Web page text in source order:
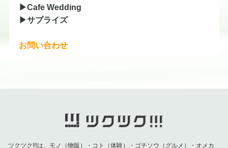
▶Cafe Wedding
▶サプライズ
お問い合わせ
ツクツク!!!は、モノ（物販）・コト（体験）・ゴチソウ（グルメ）・オメカ